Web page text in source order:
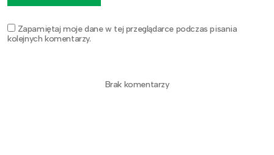
Zapamiętaj moje dane w tej przeglądarce podczas pisania
kolejnych komentarzy.
Brak komentarzy